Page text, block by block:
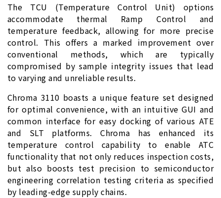
The TCU (Temperature Control Unit) options
accommodate thermal Ramp Control and
temperature feedback, allowing for more precise
control. This offers a marked improvement over
conventional methods, which are typically
compromised by sample integrity issues that lead
to varying and unreliable results.
Chroma 3110 boasts a unique feature set designed
for optimal convenience, with an intuitive GUI and
common interface for easy docking of various ATE
and SLT platforms. Chroma has enhanced its
temperature control capability to enable ATC
functionality that not only reduces inspection costs,
but also boosts test precision to semiconductor
engineering correlation testing criteria as specified
by leading-edge supply chains.